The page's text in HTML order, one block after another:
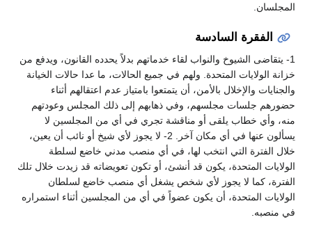
المجلسان.
الفقرة السادسة
1- يتقاضى الشيوخ والنواب لقاء خدماتهم بدلاً يحدده القانون، ويدفع من
خزانة الولايات المتحدة. ولهم في جميع الحالات، ما عدا حالات الخيانة
والجنايات والإخلال بالأمن، أن يتمتعوا بامتياز عدم اعتقالهم أثناء
حضورهم جلسات مجلسهم، وفي ذهابهم إلى ذلك المجلس وعودتهم
منه، وأي خطاب يلقى أو مناقشة تجري في أي من المجلسين لا
يسألون عنها في أي مكان آخر. 2- لا يجوز لأي شيخ أو نائب أن يعين،
خلال الفترة التي انتخب لها، في أي منصب مدني خاضع لسلطة
الولايات المتحدة، يكون قد أنشئ، أو تكون تعويضاته قد زيدت خلال تلك
الفترة، كما لا يجوز لأي شخص يشغل أي منصب خاضع لسلطان
الولايات المتحدة، أن يكون عضواً في أي من المجلسين أثناء استمراره
في منصبه.